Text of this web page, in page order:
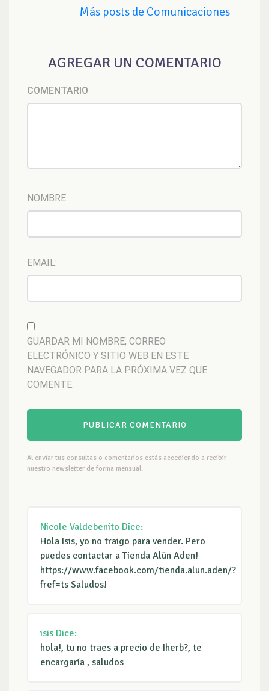
Más posts de Comunicaciones
AGREGAR UN COMENTARIO
COMENTARIO
NOMBRE
EMAIL:
GUARDAR MI NOMBRE, CORREO
ELECTRÓNICO Y SITIO WEB EN ESTE
NAVEGADOR PARA LA PRÓXIMA VEZ QUE
COMENTE.
Al enviar tus consultas o comentarios estás accediendo a recibir
nuestro newsletter de forma mensual.
Nicole Valdebenito Dice:
Hola Isis, yo no traigo para vender. Pero
puedes contactar a Tienda Alün Aden!
https://www.facebook.com/tienda.alun.aden/?
fref=ts Saludos!
isis Dice:
hola!, tu no traes a precio de Iherb?, te
encargaría , saludos